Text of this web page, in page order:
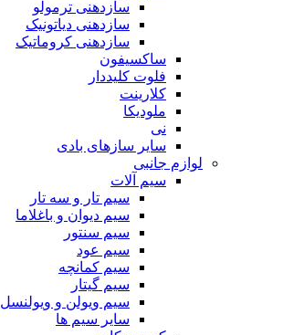
سازدهنی ترمولو
سازدهنی دیاتونیک
سازدهنی کروماتیک
ساکسیفون
فلوت کلیددار
کلارینت
ملودیکا
نی
سایر سازهای بادی
لوازم جانبی
سیم آلات
سیم تار و سه تار
سیم دیوان و باغلاما
سیم سنتور
سیم عود
سیم کمانچه
سیم گیتار
سیم ویولن و ویولنسل
سایر سیم ها